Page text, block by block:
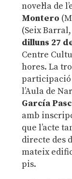
novel·la de
Montero
(Seix
dilluns 27
Centre
hores. La
participació
l’Aula de
García
amb
que l’acte
directe des
mateix
pis.